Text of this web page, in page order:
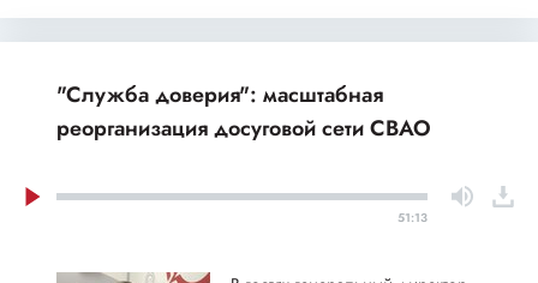
"Служба доверия": масштабная
реорганизация досуговой сети СВАО
51:13